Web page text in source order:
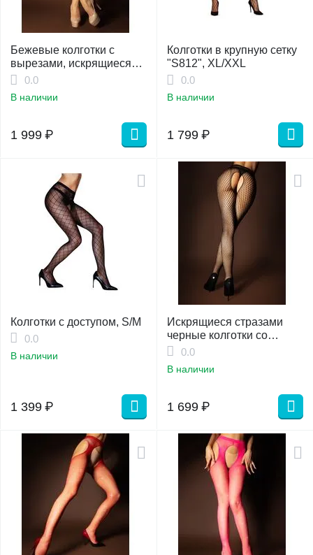
Бежевые колготки с
вырезами, искрящиеся
стразами в сетку (Spark)
0.0
В наличии
1 999 ₽
Колготки в крупную сетку
"S812", XL/XXL
0.0
В наличии
1 799 ₽
Колготки с доступом, S/M
0.0
В наличии
1 399 ₽
Искрящиеся стразами
черные колготки со
сдвоенной мелкой сеткой
0.0
В наличии
1 699 ₽